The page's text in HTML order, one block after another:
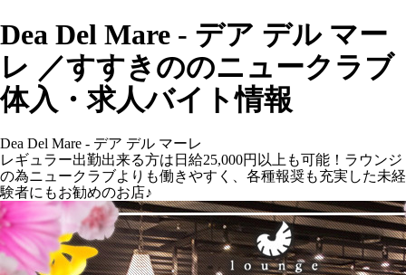
Dea Del Mare - デア デル マー
レ ／すすきののニュークラブ
体入・求人バイト情報
Dea Del Mare - デア デル マーレ
レギュラー出勤出来る方は日給25,000円以上も可能！ラウンジ
の為ニュークラブよりも働きやすく、各種報奨も充実した未経
験者にもお勧めのお店♪